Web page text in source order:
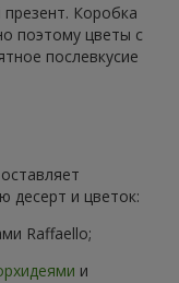
Коробка
поэтому цветы с
послевкусие
десерт и цветок:
Raffaello;
и